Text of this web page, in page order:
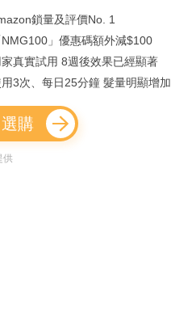
鎖量及評價No. 1
」優惠碼額外減$100
真實試用 8週後效果已經顯著
3次、每日25分鐘 髮量明顯增加
購
供